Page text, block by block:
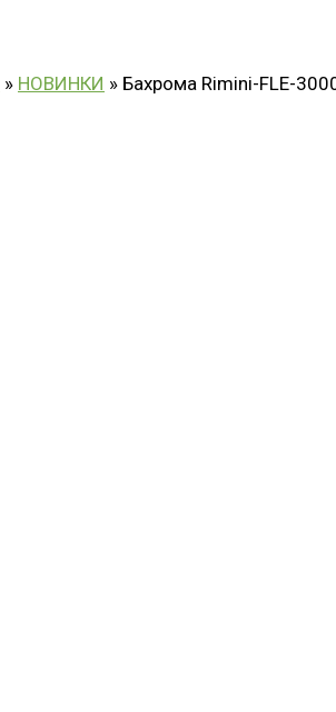
» НОВИНКИ » Бахрома Rimini-FLE-